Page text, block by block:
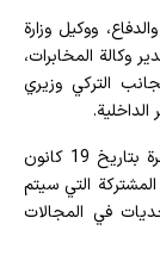
ووكيل وزارة
وكالة المخابرات،
التركي وزيري
ويُعد الاجتماع استمراراً للمحادثات التي جرت في أنقرة بتاريخ 19 كانون
المشتركة التي سيتم
في المجالات